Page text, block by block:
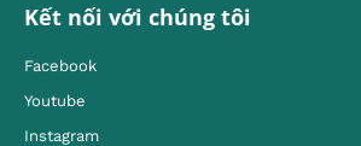
Kết nối với chúng tôi
Facebook
Youtube
Instagram